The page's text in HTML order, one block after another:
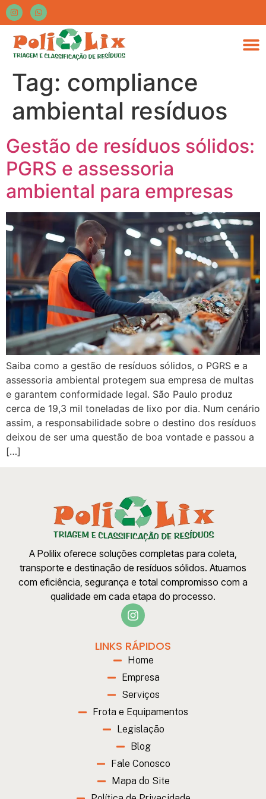
Tag: compliance
ambiental resíduos
Gestão de resíduos sólidos:
PGRS e assessoria
ambiental para empresas
Saiba como a gestão de resíduos sólidos, o PGRS e a
assessoria ambiental protegem sua empresa de multas
e garantem conformidade legal. São Paulo produz
cerca de 19,3 mil toneladas de lixo por dia. Num cenário
assim, a responsabilidade sobre o destino dos resíduos
deixou de ser uma questão de boa vontade e passou a
[…]
A Polilix oferece soluções completas para coleta,
transporte e destinação de resíduos sólidos. Atuamos
com eficiência, segurança e total compromisso com a
qualidade em cada etapa do processo.
LINKS RÁPIDOS
Home
Empresa
Serviços
Frota e Equipamentos
Legislação
Blog
Fale Conosco
Mapa do Site